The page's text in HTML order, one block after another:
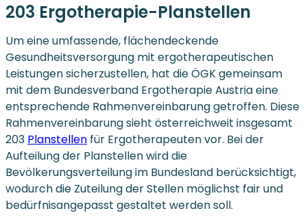
203 Ergotherapie-Planstellen
Um eine umfassende, flächendeckende
Gesundheitsversorgung mit ergotherapeutischen
Leistungen sicherzustellen, hat die ÖGK gemeinsam
mit dem Bundesverband Ergotherapie Austria eine
entsprechende Rahmenvereinbarung getroffen. Diese
Rahmenvereinbarung sieht österreichweit insgesamt
203 Planstellen für Ergotherapeuten vor. Bei der
Aufteilung der Planstellen wird die
Bevölkerungsverteilung im Bundesland berücksichtigt,
wodurch die Zuteilung der Stellen möglichst fair und
bedürfnisangepasst gestaltet werden soll.